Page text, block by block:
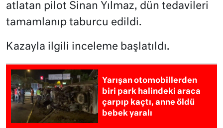
atlatan pilot Sinan Yılmaz, dün tedavileri
tamamlanıp taburcu edildi.
Kazayla ilgili inceleme başlatıldı.
Yarışan otomobillerden
biri park halindeki araca
çarpıp kaçtı, anne öldü
bebek yaralı